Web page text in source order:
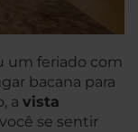
um feriado com
bacana para
a vista
se sentir